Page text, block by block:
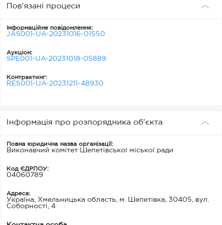
Пов'язані процеси
Інформаційне повідомлення:
JAS001-UA-20231016-01550
Аукціон:
SPE001-UA-20231018-05889
Контрактинг:
RES001-UA-20231211-48930
Інформація про розпорядника об'єкта
Повна юридична назва організації:
Виконавчий комітет Шепетівської міської ради
Код ЄДРПОУ:
04060789
Адреса:
Україна, Хмельницька область, м. Шепетівка, 30405, вул.
Соборності, 4